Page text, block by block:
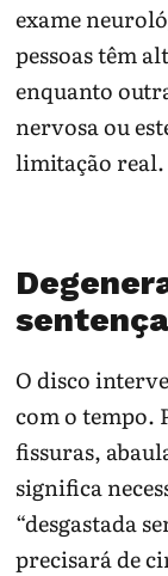
exame
pessoas têm
enquanto
nervosa ou
limitação real.
sentença
O disco
com o tempo.
fissuras,
significa
“desgastada
precisará de